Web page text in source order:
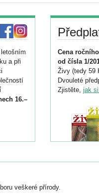
a při
16.–
Cena
od čísla 1/
Živy (tedy 59
Dvouleté
Zjistěte, jak
veškeré přírody.